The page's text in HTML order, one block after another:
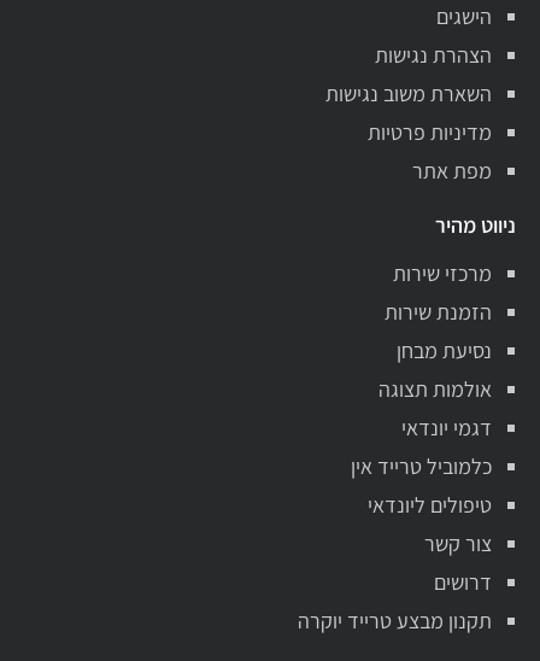
הישגים
הצהרת נגישות
השארת משוב נגישות
מדיניות פרטיות
מפת אתר
ניווט מהיר
מרכזי שירות
הזמנת שירות
נסיעת מבחן
אולמות תצוגה
דגמי יונדאי
כלמוביל טרייד אין
טיפולים ליונדאי
צור קשר
דרושים
תקנון מבצע טרייד יוקרה